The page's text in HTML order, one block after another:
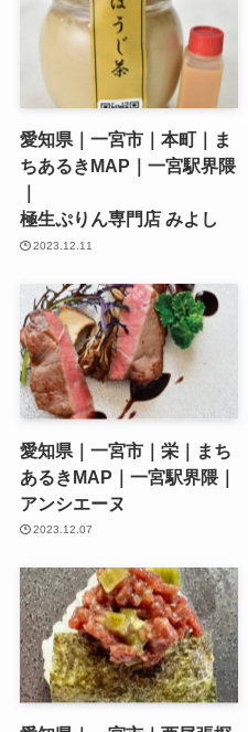
愛知県｜一宮市｜本町｜ま
ちあるきMAP｜一宮駅界隈
極生ぷりん専門店 みよし
2023.12.11
愛知県｜一宮市｜栄｜まち
あるきMAP｜一宮駅界隈｜
アンシエーヌ
2023.12.07